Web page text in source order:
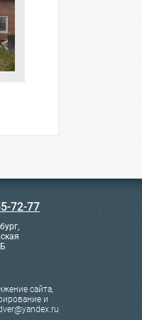
72-77
сайта,
и